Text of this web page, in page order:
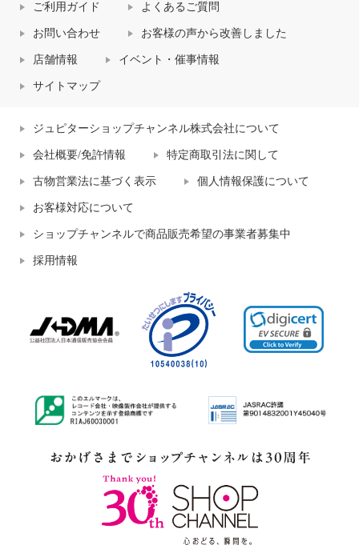
ご利用ガイド よくあるご質問
お問い合わせ お客様の声から改善しました
店舗情報 イベント・催事情報
サイトマップ
ジュピターショップチャンネル株式会社について
会社概要/免許情報 特定商取引法に関して
古物営業法に基づく表示 個人情報保護について
お客様対応について
ショップチャンネルで商品販売希望の事業者募集中
採用情報